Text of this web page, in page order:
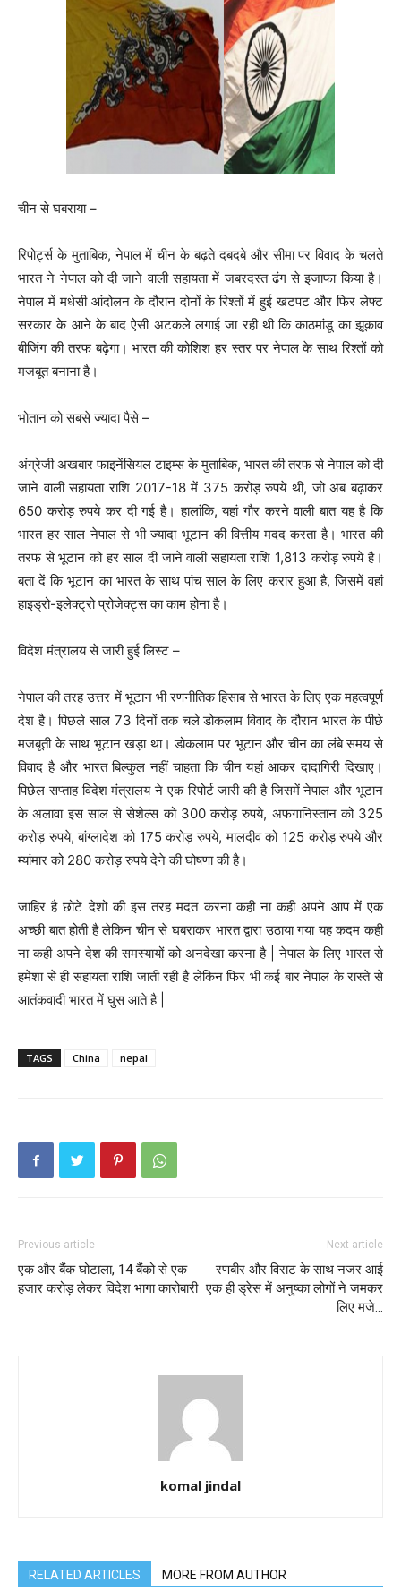
चीन से घबराया –
रिपोर्ट्स के मुताबिक, नेपाल में चीन के बढ़ते दबदबे और सीमा पर विवाद के चलते
भारत ने नेपाल को दी जाने वाली सहायता में जबरदस्त ढंग से इजाफा किया है।
नेपाल में मधेसी आंदोलन के दौरान दोनों के रिश्तों में हुई खटपट और फिर लेफ्ट
सरकार के आने के बाद ऐसी अटकले लगाई जा रही थी कि काठमांडू का झूकाव
बीजिंग की तरफ बढ़ेगा। भारत की कोशिश हर स्तर पर नेपाल के साथ रिश्तों को
मजबूत बनाना है।
भोतान को सबसे ज्यादा पैसे –
अंग्रेजी अखबार फाइनेंसियल टाइम्स के मुताबिक, भारत की तरफ से नेपाल को दी
जाने वाली सहायता राशि 2017-18 में 375 करोड़ रुपये थी, जो अब बढ़ाकर
650 करोड़ रुपये कर दी गई है। हालांकि, यहां गौर करने वाली बात यह है कि
भारत हर साल नेपाल से भी ज्यादा भूटान की वित्तीय मदद करता है। भारत की
तरफ से भूटान को हर साल दी जाने वाली सहायता राशि 1,813 करोड़ रुपये है।
बता दें कि भूटान का भारत के साथ पांच साल के लिए करार हुआ है, जिसमें वहां
हाइड्रो-इलेक्ट्रो प्रोजेक्ट्स का काम होना है।
विदेश मंत्रालय से जारी हुई लिस्ट –
नेपाल की तरह उत्तर में भूटान भी रणनीतिक हिसाब से भारत के लिए एक महत्वपूर्ण
देश है। पिछले साल 73 दिनों तक चले डोकलाम विवाद के दौरान भारत के पीछे
मजबूती के साथ भूटान खड़ा था। डोकलाम पर भूटान और चीन का लंबे समय से
विवाद है और भारत बिल्कुल नहीं चाहता कि चीन यहां आकर दादागिरी दिखाए।
पिछेल सप्ताह विदेश मंत्रालय ने एक रिपोर्ट जारी की है जिसमें नेपाल और भूटान
के अलावा इस साल से सेशेल्स को 300 करोड़ रुपये, अफगानिस्तान को 325
करोड़ रुपये, बांग्लादेश को 175 करोड़ रुपये, मालदीव को 125 करोड़ रुपये और
म्यांमार को 280 करोड़ रुपये देने की घोषणा की है।
जाहिर है छोटे देशो की इस तरह मदत करना कही ना कही अपने आप में एक
अच्छी बात होती है लेकिन चीन से घबराकर भारत द्वारा उठाया गया यह कदम कही
ना कही अपने देश की समस्यायों को अनदेखा करना है | नेपाल के लिए भारत से
हमेशा से ही सहायता राशि जाती रही है लेकिन फिर भी कई बार नेपाल के रास्ते से
आतंकवादी भारत में घुस आते है |
TAGS China nepal
Previous article
एक और बैंक घोटाला, 14 बैंको से एक
हजार करोड़ लेकर विदेश भागा कारोबारी
Next article
रणबीर और विराट के साथ नजर आई
एक ही ड्रेस में अनुष्का लोगों ने जमकर
लिए मजे…
komal jindal
RELATED ARTICLES MORE FROM AUTHOR